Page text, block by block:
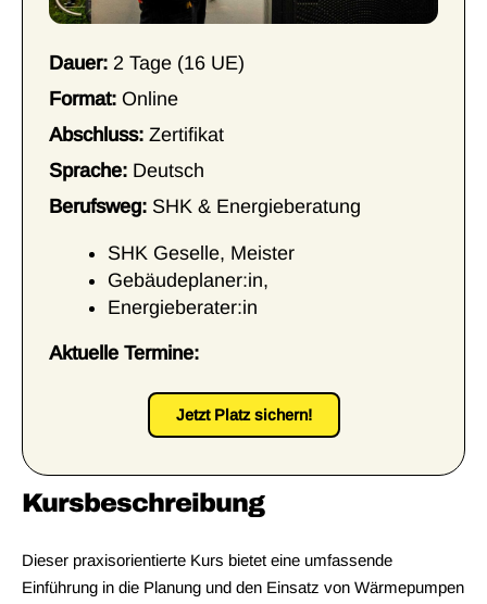
Kursbeschreibung
Dieser praxisorientierte Kurs bietet eine umfassende
Einführung in die Planung und den Einsatz von Wärmepumpen
Dauer: 2 Tage (16 UE)
Format: Online
Abschluss: Zertifikat
Sprache: Deutsch
Berufsweg: SHK & Energieberatung
SHK Geselle, Meister
Gebäudeplaner:in,
Energieberater:in
Aktuelle Termine:
Jetzt Platz sichern!